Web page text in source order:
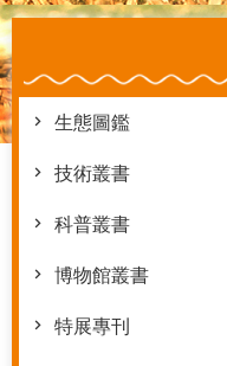
生態圖鑑
技術叢書
科普叢書
博物館叢書
特展專刊